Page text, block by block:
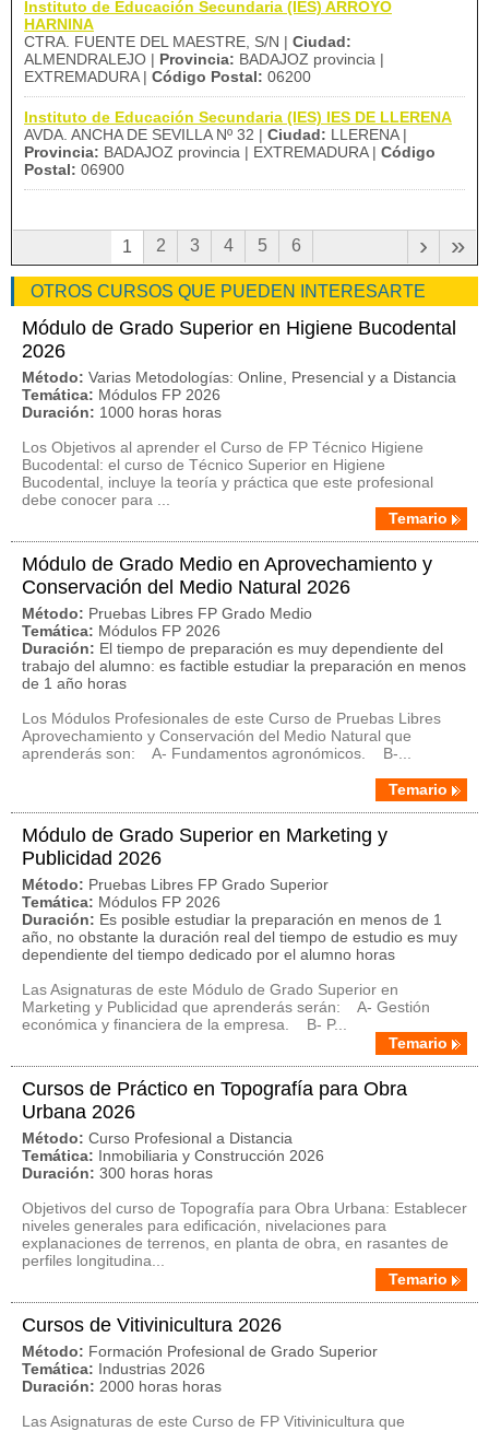
Instituto de Educación Secundaria (IES) ARROYO
HARNINA
CTRA. FUENTE DEL MAESTRE, S/N | Ciudad:
ALMENDRALEJO | Provincia: BADAJOZ provincia |
EXTREMADURA | Código Postal: 06200
Instituto de Educación Secundaria (IES) IES DE LLERENA
AVDA. ANCHA DE SEVILLA Nº 32 | Ciudad: LLERENA |
Provincia: BADAJOZ provincia | EXTREMADURA | Código
Postal: 06900
1 2 3 4 5 6 »
›
OTROS CURSOS QUE PUEDEN INTERESARTE
Módulo de Grado Superior en Higiene Bucodental
2026
Método: Varias Metodologías: Online, Presencial y a Distancia
Temática: Módulos FP 2026
Duración: 1000 horas horas
Los Objetivos al aprender el Curso de FP Técnico Higiene
Bucodental: el curso de Técnico Superior en Higiene
Bucodental, incluye la teoría y práctica que este profesional
debe conocer para ...
Temario
Módulo de Grado Medio en Aprovechamiento y
Conservación del Medio Natural 2026
Método: Pruebas Libres FP Grado Medio
Temática: Módulos FP 2026
Duración: El tiempo de preparación es muy dependiente del
trabajo del alumno: es factible estudiar la preparación en menos
de 1 año horas
Los Módulos Profesionales de este Curso de Pruebas Libres
Aprovechamiento y Conservación del Medio Natural que
aprenderás son: A- Fundamentos agronómicos. B-...
Temario
Módulo de Grado Superior en Marketing y
Publicidad 2026
Método: Pruebas Libres FP Grado Superior
Temática: Módulos FP 2026
Duración: Es posible estudiar la preparación en menos de 1
año, no obstante la duración real del tiempo de estudio es muy
dependiente del tiempo dedicado por el alumno horas
Las Asignaturas de este Módulo de Grado Superior en
Marketing y Publicidad que aprenderás serán: A- Gestión
económica y financiera de la empresa. B- P...
Temario
Cursos de Práctico en Topografía para Obra
Urbana 2026
Método: Curso Profesional a Distancia
Temática: Inmobiliaria y Construcción 2026
Duración: 300 horas horas
Objetivos del curso de Topografía para Obra Urbana: Establecer
niveles generales para edificación, nivelaciones para
explanaciones de terrenos, en planta de obra, en rasantes de
perfiles longitudina...
Temario
Cursos de Vitivinicultura 2026
Método: Formación Profesional de Grado Superior
Temática: Industrias 2026
Duración: 2000 horas horas
Las Asignaturas de este Curso de FP Vitivinicultura que